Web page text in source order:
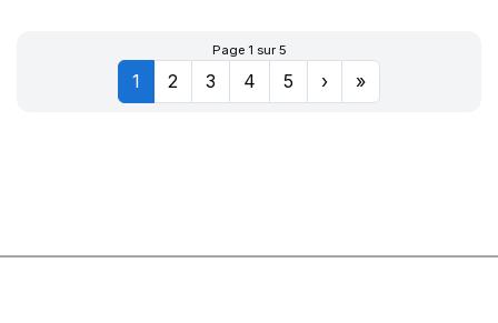
156/150K
Page 1 sur 5
1 2 3 4 5 › »